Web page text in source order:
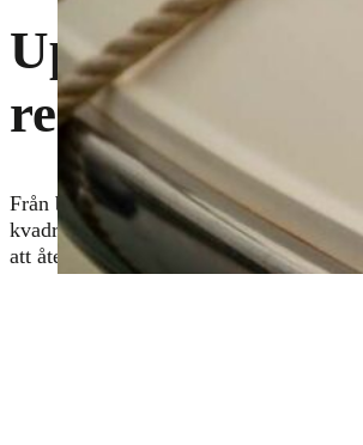
Upptäck
Från botten till toppen, från fören till
kvadratcentimeter av din båt. Den
att återställa din båts glans och ge den